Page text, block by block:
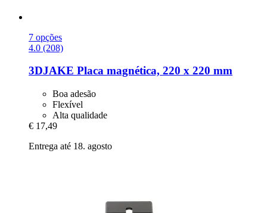
7 opções
4.0 (208)
3DJAKE Placa magnética, 220 x 220 mm
Boa adesão
Flexível
Alta qualidade
€ 17,49
Entrega até 18. agosto